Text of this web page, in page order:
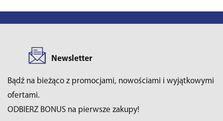
Newsletter
Bądź na bieżąco z promocjami, nowościami i wyjątkowymi
ofertami.
ODBIERZ BONUS na pierwsze zakupy!